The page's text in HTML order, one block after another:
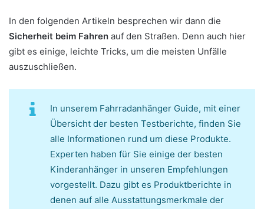
In den folgenden Artikeln besprechen wir dann die
Sicherheit beim Fahren auf den Straßen. Denn auch hier
gibt es einige, leichte Tricks, um die meisten Unfälle
auszuschließen.
In unserem Fahrradanhänger Guide, mit einer
Übersicht der besten Testberichte, finden Sie
alle Informationen rund um diese Produkte.
Experten haben für Sie einige der besten
Kinderanhänger in unseren Empfehlungen
vorgestellt. Dazu gibt es Produktberichte in
denen auf alle Ausstattungsmerkmale der